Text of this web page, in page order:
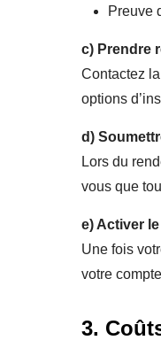
Preuve
c) Prendre
Contactez
options
d)
Lors du
vous que
e) Activer
Une fois
votre
3.